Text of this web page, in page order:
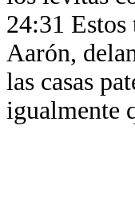
24:31 Estos
Aarón,
las casas
igualmente